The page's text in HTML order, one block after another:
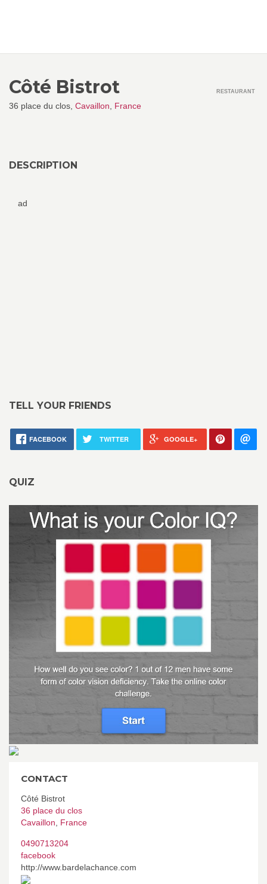
Côté Bistrot
36 place du clos, Cavaillon France
RESTAURANT
DESCRIPTION
ad
TELL YOUR FRIENDS
FACEBOOK TWITTER GOOGLE+
QUIZ
CONTACT
Côté Bistrot
36 place du clos
Cavaillon
France
0490713204
facebook
http://www.bardelachance.com